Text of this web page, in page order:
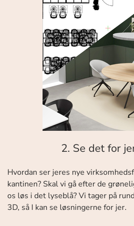
2. Se det for
Hvordan ser jeres nye
kantinen? Skal vi gå efter de
os løs i det lyseblå? Vi tager på
3D, så I kan se løsningerne for jer.